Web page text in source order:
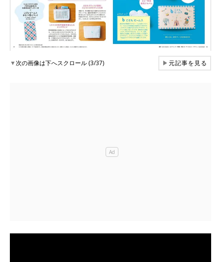
▼次の画像は下へスクロール (3/37) ▶元記事を見る